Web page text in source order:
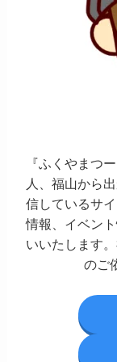
『ふくやまつ
人、福山から
信しているサ
情報、イベン
いいたします
のご